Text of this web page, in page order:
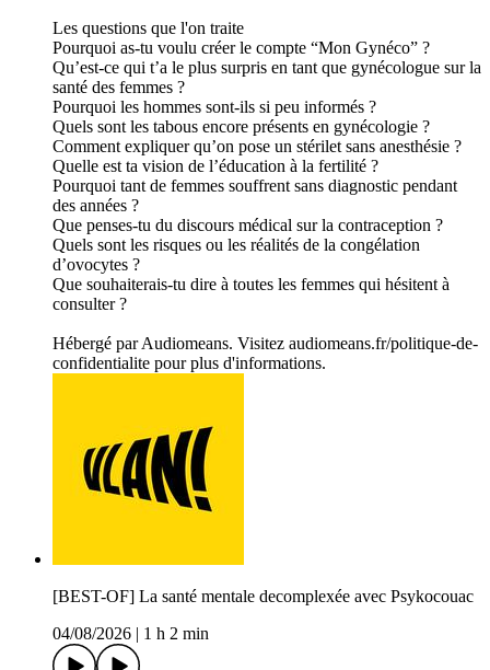
Les questions que l'on traite
Pourquoi as-tu voulu créer le compte “Mon Gynéco” ?
Qu’est-ce qui t’a le plus surpris en tant que gynécologue sur la
santé des femmes ?
Pourquoi les hommes sont-ils si peu informés ?
Quels sont les tabous encore présents en gynécologie ?
Comment expliquer qu’on pose un stérilet sans anesthésie ?
Quelle est ta vision de l’éducation à la fertilité ?
Pourquoi tant de femmes souffrent sans diagnostic pendant
des années ?
Que penses-tu du discours médical sur la contraception ?
Quels sont les risques ou les réalités de la congélation
d’ovocytes ?
Que souhaiterais-tu dire à toutes les femmes qui hésitent à
consulter ?
Hébergé par Audiomeans. Visitez audiomeans.fr/politique-de-
confidentialite pour plus d'informations.
[BEST-OF] La santé mentale decomplexée avec Psykocouac
04/08/2026
1 h 2 min